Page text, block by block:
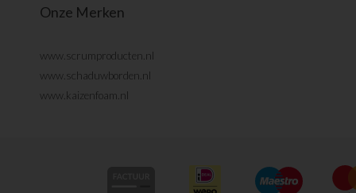
Onze Merken
www.scrumproducten.nl
www.schaduwborden.nl
www.kaizenfoam.nl